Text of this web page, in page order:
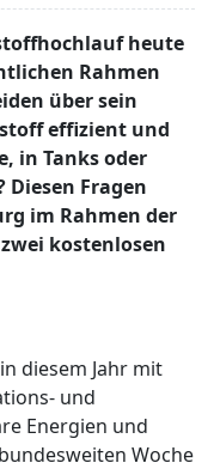
heute
Rahmen
über sein
effizient und
in Tanks oder
Diesen Fragen
im Rahmen der
kostenlosen
diesem Jahr mit
und
Energien und
Woche